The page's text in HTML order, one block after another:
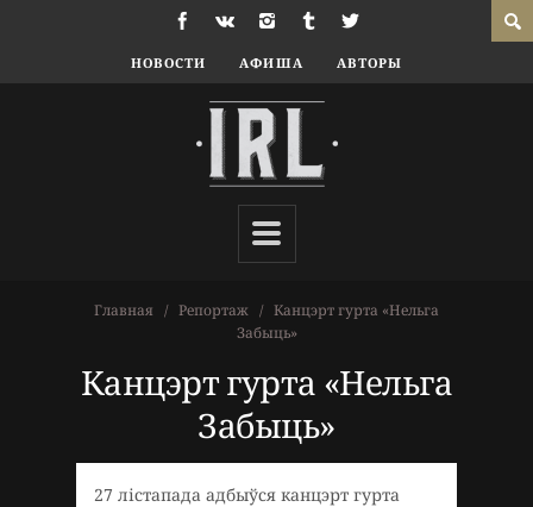
НОВОСТИ АФИША АВТОРЫ
Главная Репортаж
Канцэрт гурта «Нельга
Забыць»
Канцэрт гурта «Нельга
Забыць»
27 лістапада адбыўся канцэрт гурта